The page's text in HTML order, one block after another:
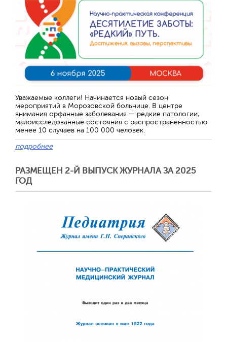
Уважаемые коллеги! Начинается новый сезон
мероприятий в Морозовской больнице. В центре
внимания орфанные заболевания — редкие патологии,
малоисследованные состояния с распространенностью
менее 10 случаев на 100 000 человек.
подробнее
РАЗМЕЩЕН 2-Й ВЫПУСК ЖУРНАЛА ЗА 2025
ГОД